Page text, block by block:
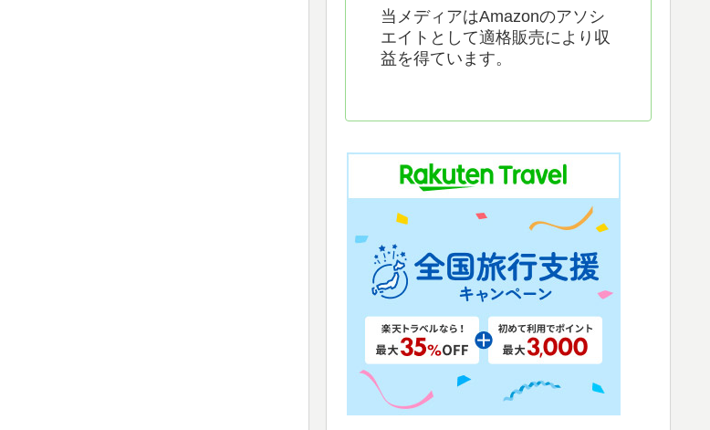
当メディアはAmazonのアソシ
エイトとして適格販売により収
益を得ています。